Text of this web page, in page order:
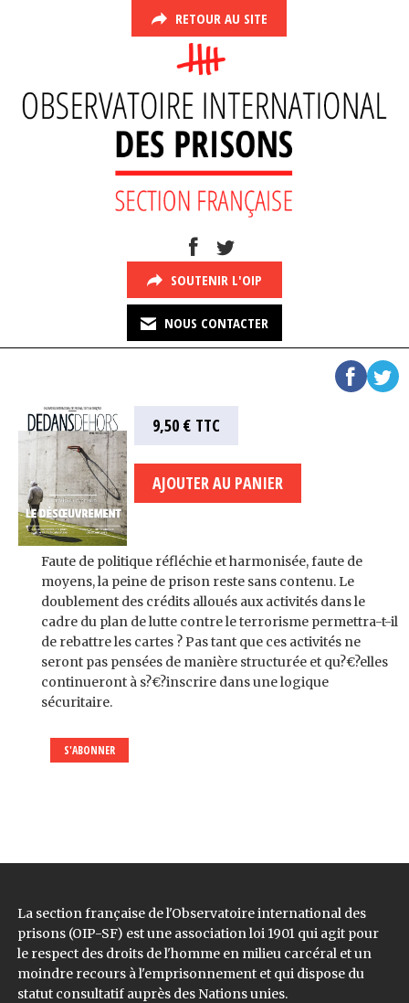
RETOUR AU SITE
SOUTENIR L'OIP
NOUS CONTACTER
9,50 € TTC
Faute de politique réfléchie et harmonisée, faute de
moyens, la peine de prison reste sans contenu. Le
doublement des crédits alloués aux activités dans le
cadre du plan de lutte contre le terrorisme permettra-t-il
de rebattre les cartes ? Pas tant que ces activités ne
seront pas pensées de manière structurée et qu?€?elles
continueront à s?€?inscrire dans une logique
sécuritaire.
S'ABONNER
La section française de l'Observatoire international des
prisons (OIP-SF) est une association loi 1901 qui agit pour
le respect des droits de l'homme en milieu carcéral et un
moindre recours à l'emprisonnement et qui dispose du
statut consultatif auprès des Nations unies.